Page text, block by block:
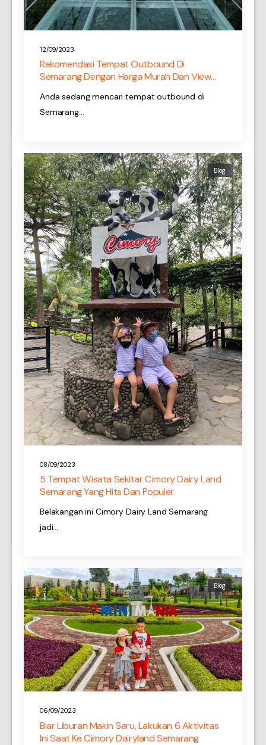
12/09/2023
Rekomendasi Tempat Outbound Di
Semarang Dengan Harga Murah Dan View
Anda sedang mencari tempat outbound di
Semarang…
08/09/2023
Blog
5 Tempat Wisata Sekitar Cimory Dairy Land
Semarang Yang Hits Dan Populer
Belakangan ini Cimory Dairy Land Semarang
jadi…
06/09/2023
Blog
Biar Liburan Makin Seru, Lakukan 6 Aktivitas
Ini Saat Ke Cimory Dairyland Semarang